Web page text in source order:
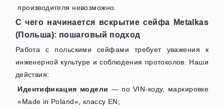
производителя невозможно.
С чего начинается вскрытие сейфа Metalkas
(Польша): пошаговый подход
Работа с польскими сейфами требует уважения к
инженерной культуре и соблюдения протоколов. Наши
действия:
Идентификация модели — по VIN-коду, маркировке
«Made in Poland», классу EN;